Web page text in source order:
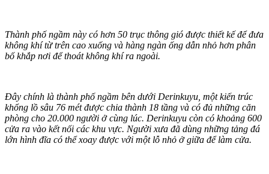
Thành phố ngầm này có hơn 50 trục thông gió được thiết kế để đưa
không khí từ trên cao xuống và hàng ngàn ống dẫn nhỏ hơn phân
bố khắp nơi để thoát không khí ra ngoài.
Đây chính là thành phố ngầm bên dưới Derinkuyu, một kiến trúc
khổng lồ sâu 76 mét được chia thành 18 tầng và có đủ những căn
phòng cho 20.000 người ở cùng lúc. Derinkuyu còn có khoảng 600
cửa ra vào kết nối các khu vực. Người xưa đã dùng những tảng đá
lớn hình đĩa có thể xoay được với một lỗ nhỏ ở giữa để làm cửa.